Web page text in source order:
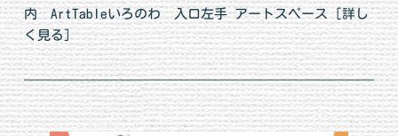
内 ArtTableいろのわ 入口左手 アートスペース [詳し
く見る]